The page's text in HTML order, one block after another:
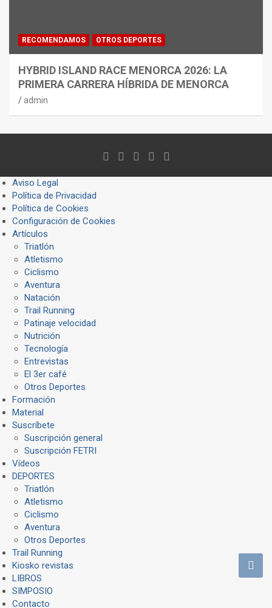
RECOMENDAMOS OTROS DEPORTES
HYBRID ISLAND RACE MENORCA 2026: LA
PRIMERA CARRERA HÍBRIDA DE MENORCA
admin
Aviso Legal
Política de Privacidad
Política de Cookies
Configuración de Cookies
Artículos
Triatlón
Atletismo
Ciclismo
Aventura
Natación
Trail Running
Patinaje velocidad
Nutrición
Tecnología
Entrevistas
El 3er café
Otros Deportes
Formación
Material
Suscríbete
Suscripción general
Suscripción FETRI
Vídeos
DEPORTES
Triatlón
Atletismo
Ciclismo
Aventura
Otros Deportes
Trail Running
Kiosko revistas
LIBROS
SIMPOSIO
Contacto